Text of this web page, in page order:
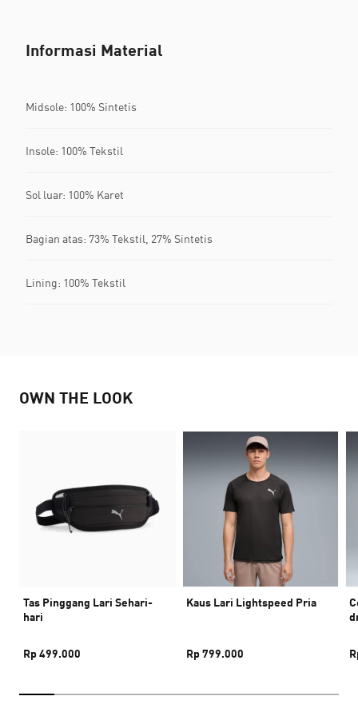
Informasi Material
Midsole: 100% Sintetis
Insole: 100% Tekstil
Sol luar: 100% Karet
Bagian atas: 73% Tekstil, 27% Sintetis
Lining: 100% Tekstil
OWN THE LOOK
Tas Pinggang Lari Sehari-
hari
Rp 499.000
Kaus Lari Lightspeed Pria
Rp 799.000